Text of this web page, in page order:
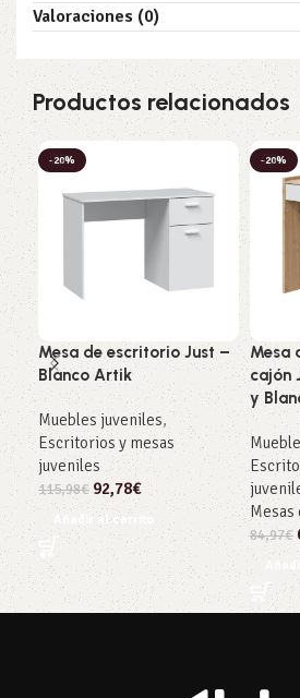
Valoraciones (0)
Productos relacionados
-20%
Mesa de escritorio Just –
Blanco Artik
Muebles juveniles,
Escritorios y mesas
juveniles
115,98€ 92,78€
Añadir al carrito
-20%
Mesa
cajón
y
Mesas
84,97€